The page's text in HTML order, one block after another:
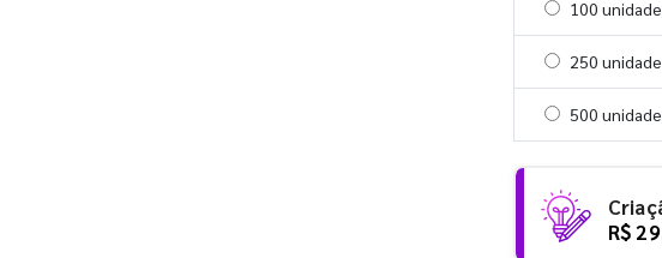
Selecionar
100
Selecionar
250
Selecionar
500
R$